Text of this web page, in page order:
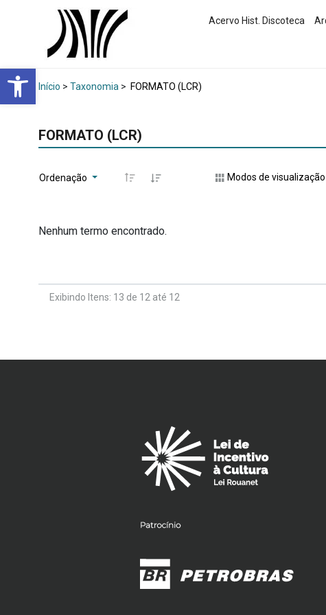
Abrir a barra de ferramentas
Acervo Hist. Discoteca
Início > Taxonomia > FORMATO (LCR)
FORMATO (LCR)
Ordenação Modos de visualização
Nenhum termo encontrado.
Exibindo Itens: 13 de 12 até 12